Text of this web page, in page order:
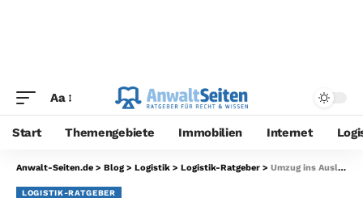
Aa
Start Themengebiete Immobilien Internet
Anwalt-Seiten.de > Blog > Logistik > Logistik-Ratgeber > Umzug ins Ausland: Welche Behördengänge sind notwendig?
LOGISTIK-RATGEBER